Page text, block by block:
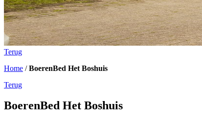
Terug
Home /BoerenBed Het Boshuis
Terug
BoerenBed Het Boshuis